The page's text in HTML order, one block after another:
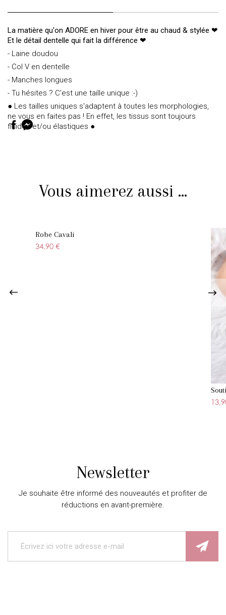
La matière qu'on ADORE en hiver pour être au chaud & stylée ❤
Et le détail dentelle qui fait la différence ❤
- Laine doudou
- Col V en dentelle
- Manches longues
- Tu hésites ? C'est une taille unique :-)
● Les tailles uniques s'adaptent à toutes les morphologies,
ne vous en faites pas ! En effet, les tissus sont toujours
fluides et/ou élastiques ●
Vous aimerez aussi ...
Robe Cavali
34,90 €
Newsletter
Je souhaite être informé des nouveautés et profiter de
réductions en avant-première.